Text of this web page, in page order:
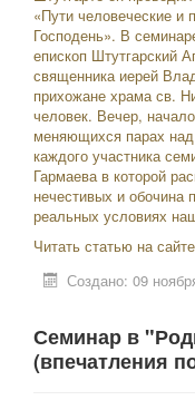
«Пути человеческие и
Господень». В
епископ Штутгарский
священника иерей
прихожане храма св.
человек. Вечер,
меняющихся парах
каждого участника
Гармаева в которой
нечестивых и
реальных условиях
Читать статью на
Создано: 09
Семинар в
(впечатления